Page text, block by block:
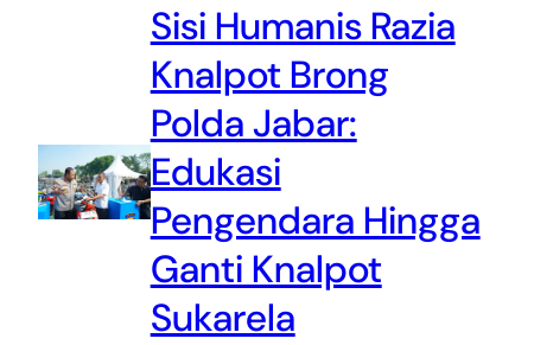
Sisi Humanis Razia
Knalpot Brong
Polda Jabar:
Edukasi
Pengendara Hingga
Ganti Knalpot
Sukarela